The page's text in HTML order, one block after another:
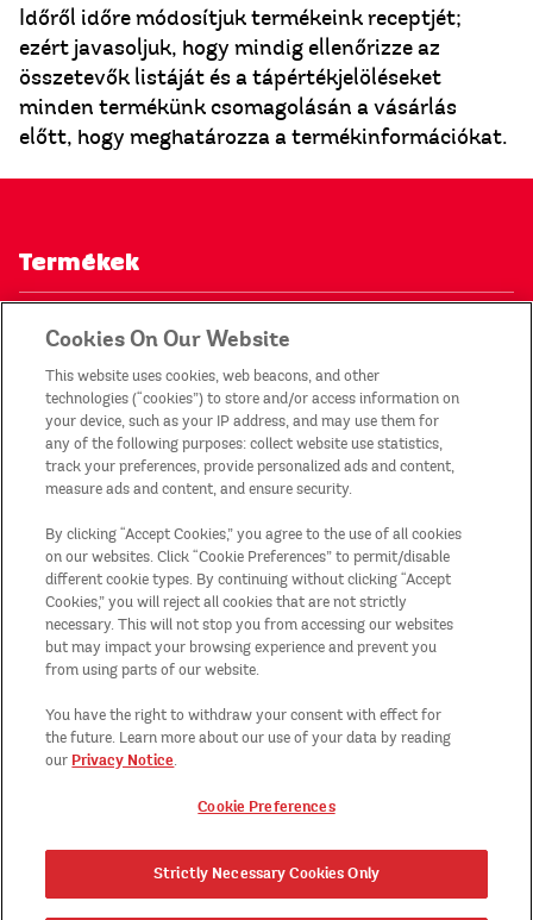
Időről időre módosítjuk termékeink receptjét;
ezért javasoljuk, hogy mindig ellenőrizze az
összetevők listáját és a tápértékjelöléseket
minden termékünk csomagolásán a vásárlás
előtt, hogy meghatározza a termékinformációkat.
Termékek
Kapcsolat
Adatvédelmi nyilatkozat
Fiókom
Oldaltérkép
Ország/régió
Cookie Preferences
Cookies On Our Website
This website uses cookies, web beacons, and other
technologies (“cookies”) to store and/or access information on
your device, such as your IP address, and may use them for
any of the following purposes: collect website use statistics,
track your preferences, provide personalized ads and content,
measure ads and content, and ensure security.
By clicking “Accept Cookies,” you agree to the use of all cookies
on our websites. Click “Cookie Preferences” to permit/disable
different cookie types. By continuing without clicking “Accept
Cookies,” you will reject all cookies that are not strictly
necessary. This will not stop you from accessing our websites
but may impact your browsing experience and prevent you
from using parts of our website.
You have the right to withdraw your consent with effect for
the future. Learn more about our use of your data by reading
our Privacy Notice.
Cookie Preferences
Strictly Necessary Cookies Only